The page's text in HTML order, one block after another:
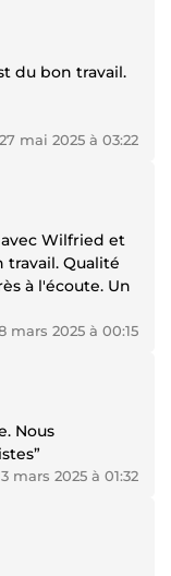
du bon travail.
27 mai 2025 à 03:22
Wilfried et
travail. Qualité
Un
mars 2025 à 00:15
Nous
mars 2025 à 01:32